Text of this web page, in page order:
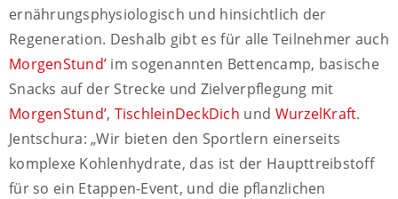
ernährungsphysiologisch und hinsichtlich der
Regeneration. Deshalb gibt es für alle Teilnehmer auch
MorgenStund’ im sogenannten Bettencamp, basische
Snacks auf der Strecke und Zielverpflegung mit
MorgenStund’, TischleinDeckDich und WurzelKraft.
Jentschura: „Wir bieten den Sportlern einerseits
komplexe Kohlenhydrate, das ist der Haupttreibstoff
für so ein Etappen-Event, und die pflanzlichen